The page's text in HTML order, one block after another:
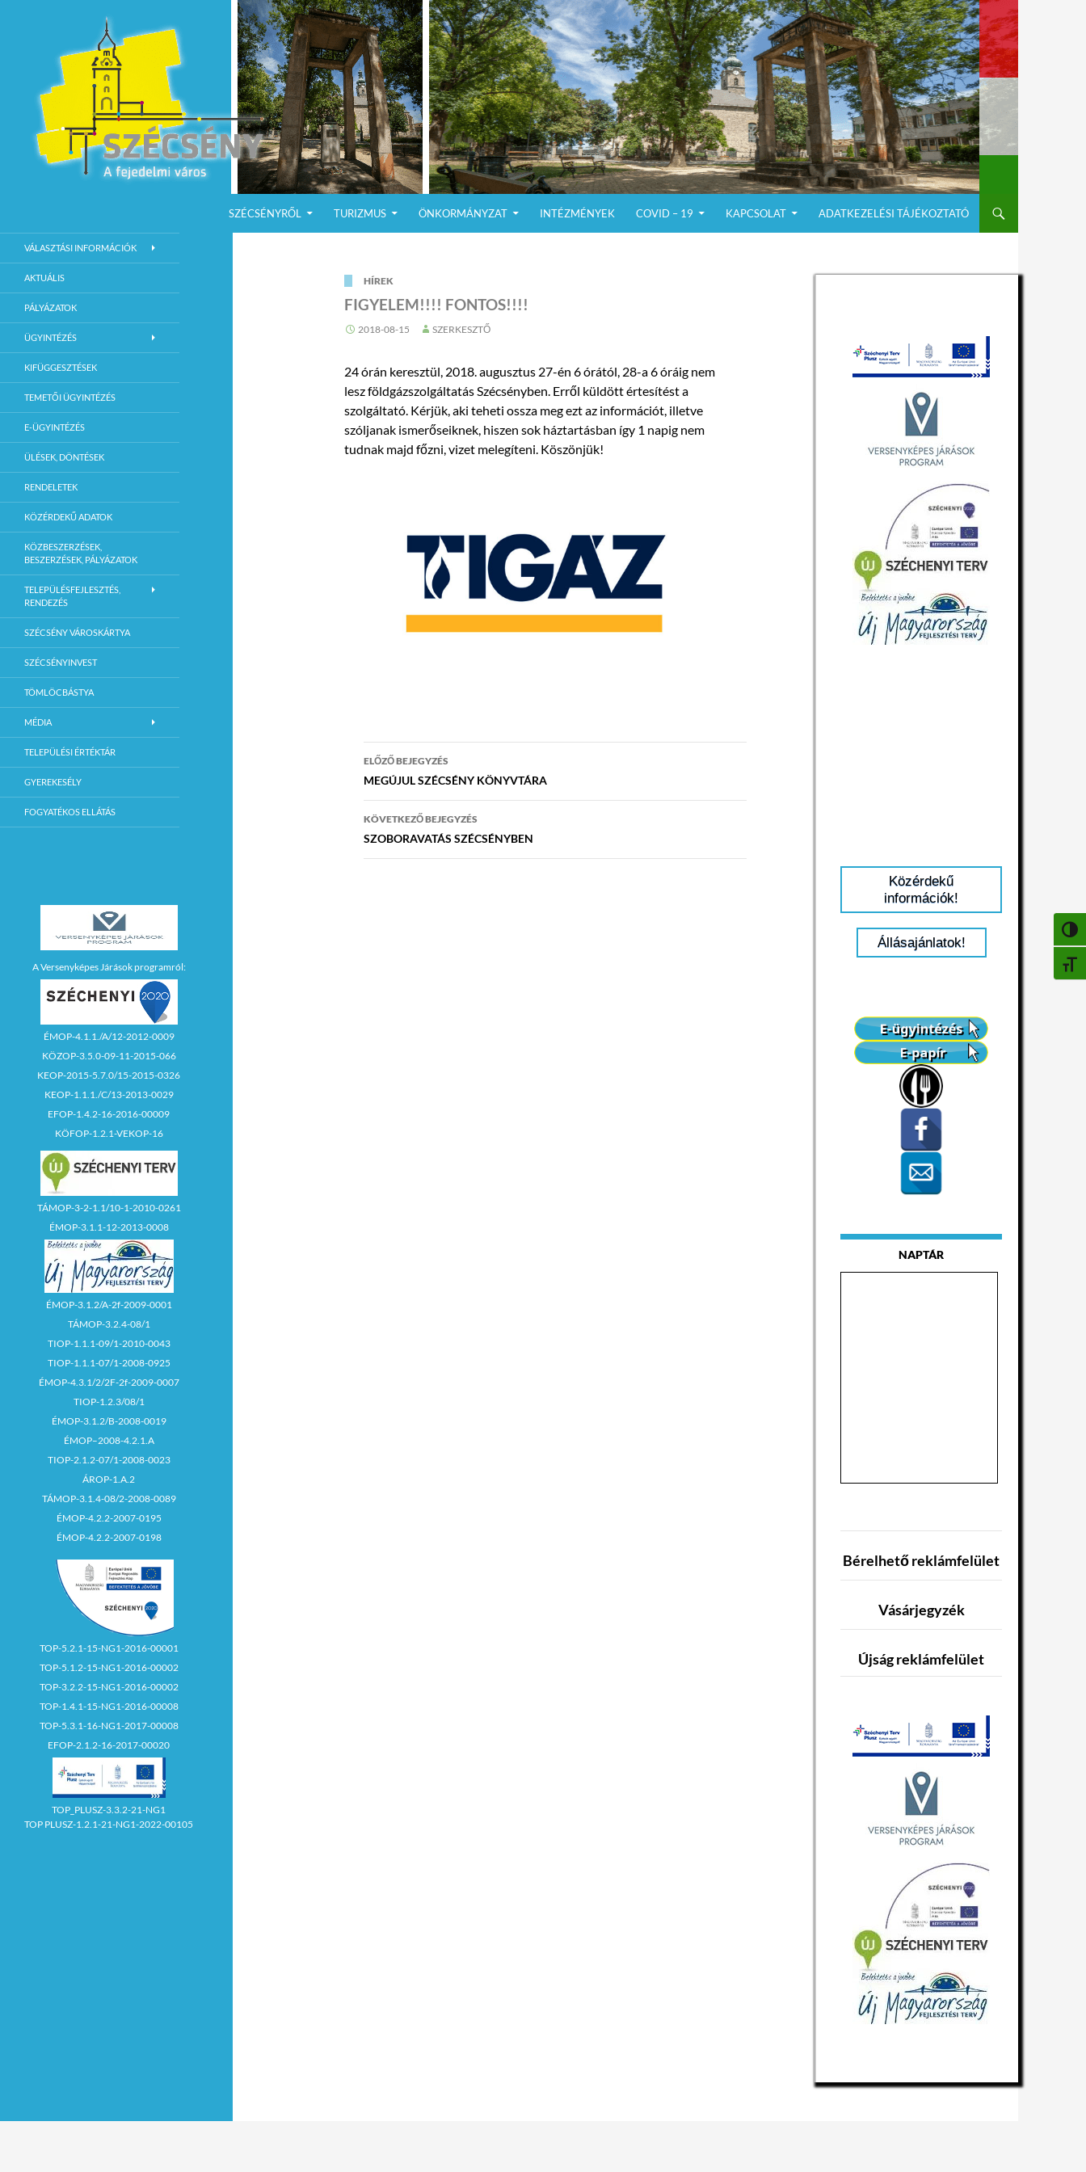
SZÉCSÉNYRŐL
TURIZMUS ÖNKORMÁNYZAT INTÉZMÉNYEK COVID – 19 KAPCSOLAT ADATKEZELÉSI TÁJÉKOZTATÓ
HÍREK
FIGYELEM!!!! FONTOS!!!!
2018-08-15 SZERKESZTŐ
24 órán keresztül, 2018. augusztus 27-én 6 órától, 28-a 6 óráig nem
lesz földgázszolgáltatás Szécsényben. Erről küldött értesítést a
szolgáltató. Kérjük, aki teheti ossza meg ezt az információt, illetve
szóljanak ismerőseiknek, hiszen sok háztartásban így 1 napig nem
tudnak majd főzni, vizet melegíteni. Köszönjük!
Bejegyzés
navigáció
ELŐZŐ BEJEGYZÉS
MEGÚJUL SZÉCSÉNY KÖNYVTÁRA
KÖVETKEZŐ BEJEGYZÉS
SZOBORAVATÁS SZÉCSÉNYBEN
Közérdekű
információk!
Állásajánlatok!
NAPTÁR
Bérelhető reklámfelület
Vásárjegyzék
Újság reklámfelület
Szécsény Város Hivatalos Weboldala
VÁLASZTÁSI INFORMÁCIÓK
AKTUÁLIS
PÁLYÁZATOK
ÜGYINTÉZÉS
KIFÜGGESZTÉSEK
TEMETŐI ÜGYINTÉZÉS
E-ÜGYINTÉZÉS
ÜLÉSEK, DÖNTÉSEK
RENDELETEK
KÖZÉRDEKŰ ADATOK
KÖZBESZERZÉSEK,
BESZERZÉSEK, PÁLYÁZATOK
TELEPÜLÉSFEJLESZTÉS,
RENDEZÉS
SZÉCSÉNY VÁROSKÁRTYA
SZÉCSÉNYINVEST
TÖMLÖCBÁSTYA
MÉDIA
TELEPÜLÉSI ÉRTÉKTÁR
GYEREKESÉLY
FOGYATÉKOS ELLÁTÁS
A Versenyképes Járások programról:
ÉMOP-4.1.1./A/12-2012-0009
KÖZOP-3.5.0-09-11-2015-066
KEOP-2015-5.7.0/15-2015-0326
KEOP-1.1.1./C/13-2013-0029
EFOP-1.4.2-16-2016-00009
KÖFOP-1.2.1-VEKOP-16
TÁMOP-3-2-1.1/10-1-2010-0261
ÉMOP-3.1.1-12-2013-0008
ÉMOP-3.1.2/A-2f-2009-0001
TÁMOP-3.2.4-08/1
TIOP-1.1.1-09/1-2010-0043
TIOP-1.1.1-07/1-2008-0925
ÉMOP-4.3.1/2/2F-2f-2009-0007
TIOP-1.2.3/08/1
ÉMOP-3.1.2/B-2008-0019
ÉMOP–2008-4.2.1.A
TIOP-2.1.2-07/1-2008-0023
ÁROP-1.A.2
TÁMOP-3.1.4-08/2-2008-0089
ÉMOP-4.2.2-2007-0195
ÉMOP-4.2.2-2007-0198
TOP-5.2.1-15-NG1-2016-00001
TOP-5.1.2-15-NG1-2016-00002
TOP-3.2.2-15-NG1-2016-00002
TOP-1.4.1-15-NG1-2016-00008
TOP-5.3.1-16-NG1-2017-00008
EFOP-2.1.2-16-2017-00020
TOP_PLUSZ-3.3.2-21-NG1
TOP PLUSZ-1.2.1-21-NG1-2022-00105